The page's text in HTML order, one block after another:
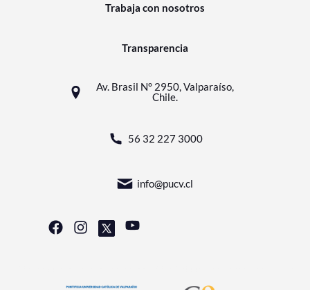
Trabaja con nosotros
Transparencia
Av. Brasil N° 2950, Valparaíso,
Chile.
56 32 227 3000
info@pucv.cl